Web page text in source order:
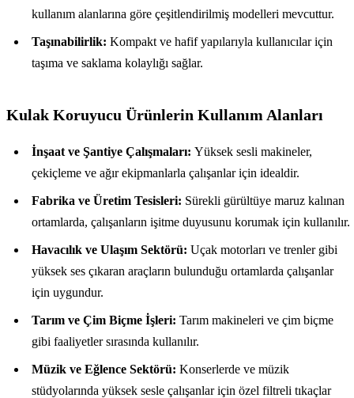
kullanım alanlarına göre çeşitlendirilmiş modelleri mevcuttur.
Taşınabilirlik: Kompakt ve hafif yapılarıyla kullanıcılar için
taşıma ve saklama kolaylığı sağlar.
Kulak Koruyucu Ürünlerin Kullanım Alanları
İnşaat ve Şantiye Çalışmaları: Yüksek sesli makineler,
çekiçleme ve ağır ekipmanlarla çalışanlar için idealdir.
Fabrika ve Üretim Tesisleri: Sürekli gürültüye maruz kalınan
ortamlarda, çalışanların işitme duyusunu korumak için kullanılır.
Havacılık ve Ulaşım Sektörü: Uçak motorları ve trenler gibi
yüksek ses çıkaran araçların bulunduğu ortamlarda çalışanlar
için uygundur.
Tarım ve Çim Biçme İşleri: Tarım makineleri ve çim biçme
gibi faaliyetler sırasında kullanılır.
Müzik ve Eğlence Sektörü: Konserlerde ve müzik
stüdyolarında yüksek sesle çalışanlar için özel filtreli tıkaçlar